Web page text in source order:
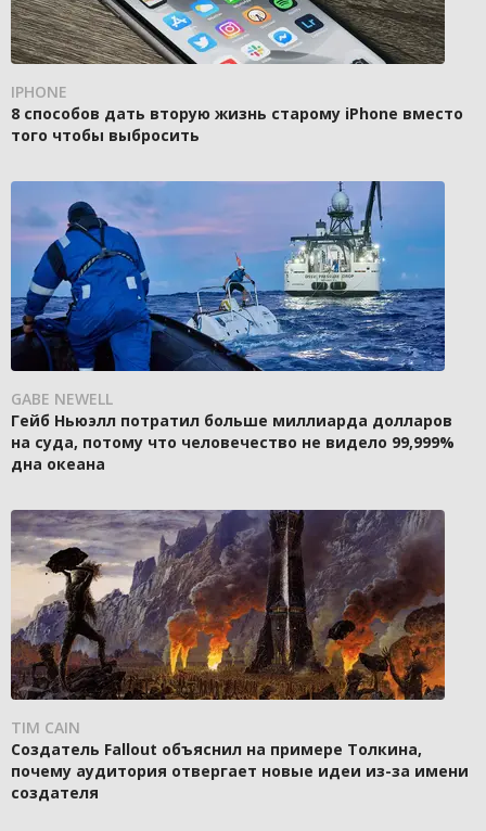
IPHONE
8 способов дать вторую жизнь старому iPhone вместо
того чтобы выбросить
GABE NEWELL
Гейб Ньюэлл потратил больше миллиарда долларов
на суда, потому что человечество не видело 99,999%
дна океана
TIM CAIN
Создатель Fallout объяснил на примере Толкина,
почему аудитория отвергает новые идеи из-за имени
создателя